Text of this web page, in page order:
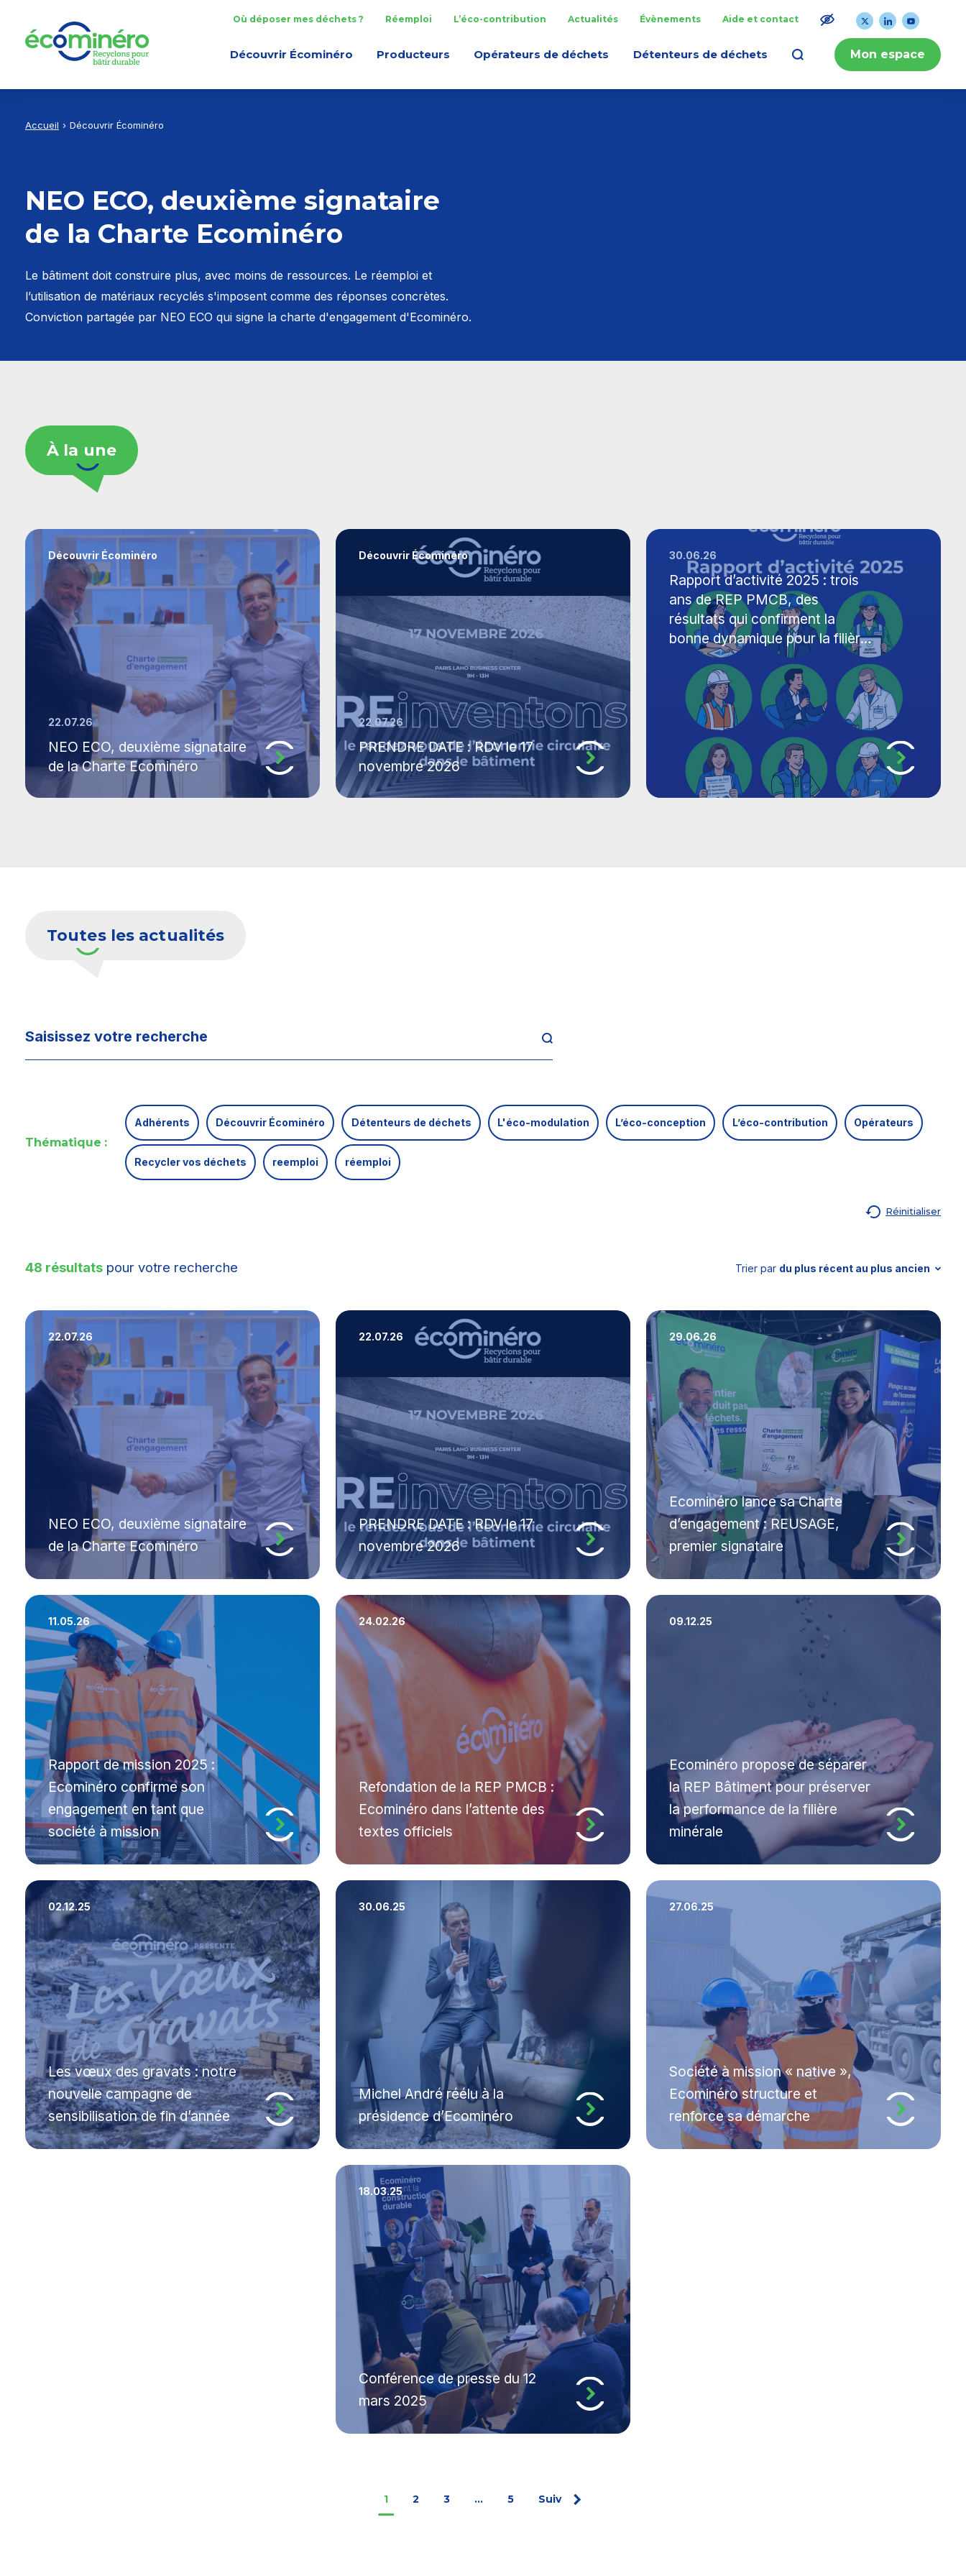
Où déposer mes déchets ? Réemploi L’éco-contribution Actualités Évènements Aide et contact
Découvrir Écominéro Producteurs Opérateurs de déchets Détenteurs de déchets Mon espace
Accueil Découvrir Écominéro
NEO ECO, deuxième signataire
de la Charte Ecominéro
Le bâtiment doit construire plus, avec moins de ressources. Le réemploi et
l’utilisation de matériaux recyclés s'imposent comme des réponses concrètes.
Conviction partagée par NEO ECO qui signe la charte d'engagement d'Ecominéro.
À la une
Découvrir Écominéro
22.07.26
NEO ECO, deuxième signataire
de la Charte Ecominéro
Découvrir Écominéro
22.07.26
PRENDRE DATE : RDV le 17
novembre 2026
30.06.26
Rapport d’activité 2025 : trois
ans de REP PMCB, des
résultats qui confirment la
bonne dynamique pour la filière
minérale
Toutes les actualités
Thématique :
Adhérents Découvrir Écominéro Détenteurs de déchets L'éco-modulation L’éco-conception L’éco-contribution Opérateurs
Recycler vos déchets reemploi réemploi
Réinitialiser
48 résultats pour votre recherche Trier par du plus récent au plus ancien
22.07.26
NEO ECO, deuxième signataire
de la Charte Ecominéro
22.07.26
PRENDRE DATE : RDV le 17
novembre 2026
29.06.26
Ecominéro lance sa Charte
d’engagement : REUSAGE,
premier signataire
11.05.26
Rapport de mission 2025 :
Ecominéro confirme son
engagement en tant que
société à mission
24.02.26
Refondation de la REP PMCB :
Ecominéro dans l’attente des
textes officiels
09.12.25
Ecominéro propose de séparer
la REP Bâtiment pour préserver
la performance de la filière
minérale
02.12.25
Les vœux des gravats : notre
nouvelle campagne de
sensibilisation de fin d’année
30.06.25
Michel André réélu à la
présidence d’Ecominéro
27.06.25
Société à mission « native »,
Ecominéro structure et
renforce sa démarche
18.03.25
Conférence de presse du 12
mars 2025
1 2 3 ... 5 Suiv